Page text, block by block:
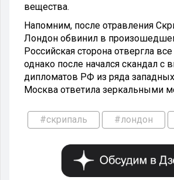
вещества.
Напомним, после отравления
Лондон обвинил в
Российская сторона отвергла
однако после начался скандал с
дипломатов РФ из ряда западных
Москва ответила зеркальными
#скрипаль #лондон